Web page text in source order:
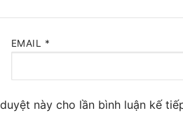
EMAIL *
này cho lần bình luận kế